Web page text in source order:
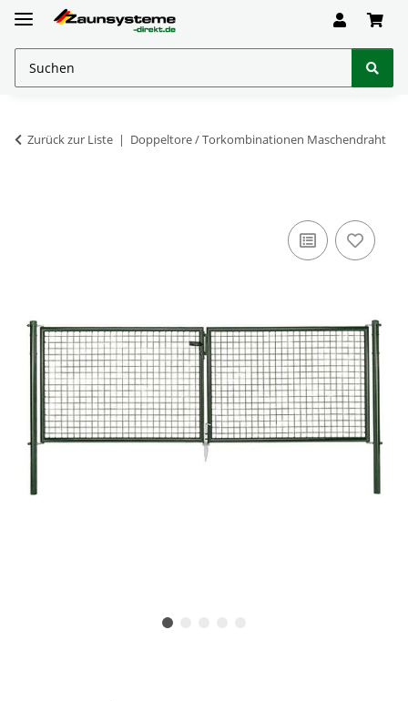
Zurück zur Liste Doppeltore / Torkombinationen Maschendraht